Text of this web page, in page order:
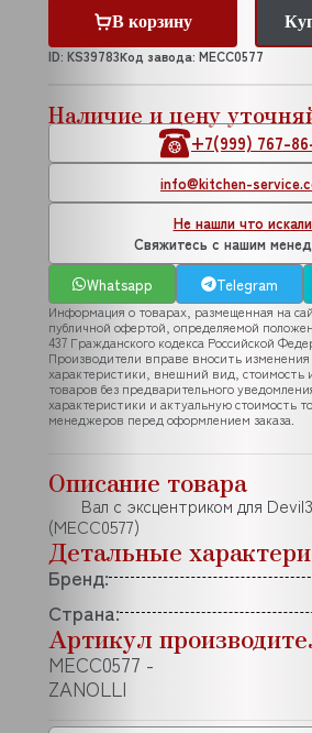
В корзину
ID: KS39783Код завода: MECC0577
Наличие и цену
+7(999) 767-
info@kitchen-
Не нашли что
Свяжитесь с нашим
Whatsapp
Telegram
Информация о товарах, размещенная на
публичной офертой, определяемой
437 Гражданского кодекса Российской
Производители вправе вносить изменения
характеристики, внешний вид, стоимость
товаров без предварительного
характеристики и актуальную стоимость
менеджеров перед оформлением заказа.
Описание товара
Вал с эксцентриком для
(MECC0577)
Детальные
Бренд:
Страна:
Артикул
MECC0577 -
ZANOLLI